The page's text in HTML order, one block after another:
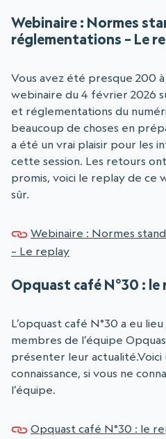
Webinaire : Normes
réglementations – Le
Vous avez été presque 200
webinaire du 4 février 2026
et réglementations du
beaucoup de choses en
a été un vrai plaisir pour les
cette session. Les retours
promis, voici le replay de ce
sûr.
Webinaire : Normes
– Le replay
Opquast café N°30 : le
L’opquast café N°30 a eu
membres de l’équipe
présenter leur actualité.Voici
connaissance, si vous ne
l’équipe.
Opquast café N°30 : le